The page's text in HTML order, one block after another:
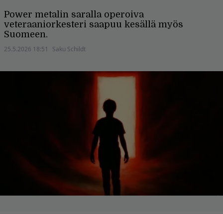
Power metalin saralla operoiva
veteraaniorkesteri saapuu kesällä myös
Suomeen.
25.5.2026 18:51 Saku Schildt